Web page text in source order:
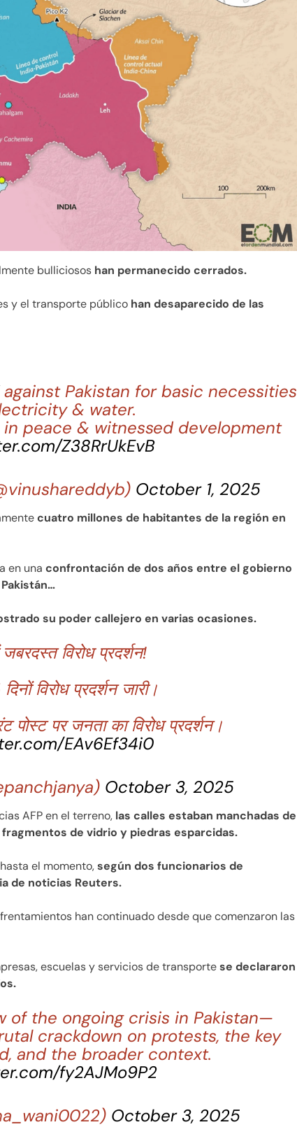
bulliciosos han permanecido cerrados.
y el transporte público han desaparecido de las
against Pakistan for basic necessities
& water.
peace & witnessed development
Z38RrUkEvB
October 1, 2025
cuatro millones de habitantes de la región en
en una confrontación de dos años entre el gobierno
su poder callejero en varias ocasiones.
विरोध प्रदर्शन!
विरोध प्रदर्शन जारी।
पोस्ट पर जनता का विरोध प्रदर्शन।
EAv6Ef34i0
October 3, 2025
AFP en el terreno, las calles estaban manchadas de
de vidrio y piedras esparcidas.
el momento,según dos funcionarios de
de noticias Reuters.
han continuado desde que comenzaron las
escuelas y servicios de transportese declararon
of the ongoing crisis in Pakistan—
crackdown on protests, the key
and the broader context.
fy2AJMo9P2
October 3, 2025